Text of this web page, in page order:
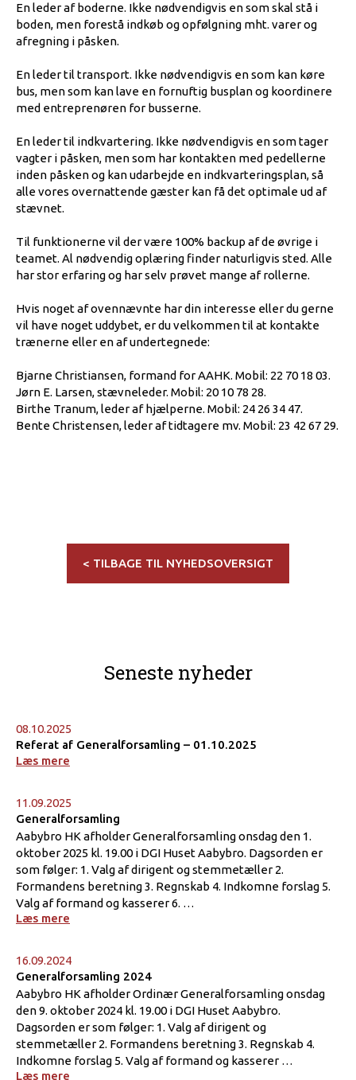
En leder af boderne. Ikke nødvendigvis en som skal stå i
boden, men forestå indkøb og opfølgning mht. varer og
afregning i påsken.
En leder til transport. Ikke nødvendigvis en som kan køre
bus, men som kan lave en fornuftig busplan og koordinere
med entreprenøren for busserne.
En leder til indkvartering. Ikke nødvendigvis en som tager
vagter i påsken, men som har kontakten med pedellerne
inden påsken og kan udarbejde en indkvarteringsplan, så
alle vores overnattende gæster kan få det optimale ud af
stævnet.
Til funktionerne vil der være 100% backup af de øvrige i
teamet. Al nødvendig oplæring finder naturligvis sted. Alle
har stor erfaring og har selv prøvet mange af rollerne.
Hvis noget af ovennævnte har din interesse eller du gerne
vil have noget uddybet, er du velkommen til at kontakte
trænerne eller en af undertegnede:
Bjarne Christiansen, formand for AAHK. Mobil: 22 70 18 03.
Jørn E. Larsen, stævneleder. Mobil: 20 10 78 28.
Birthe Tranum, leder af hjælperne. Mobil: 24 26 34 47.
Bente Christensen, leder af tidtagere mv. Mobil: 23 42 67 29.
< TILBAGE TIL NYHEDSOVERSIGT
Seneste nyheder
08.10.2025
Referat af Generalforsamling – 01.10.2025
Læs mere
11.09.2025
Generalforsamling
Aabybro HK afholder Generalforsamling onsdag den 1.
oktober 2025 kl. 19.00 i DGI Huset Aabybro. Dagsorden er
som følger: 1. Valg af dirigent og stemmetæller 2.
Formandens beretning 3. Regnskab 4. Indkomne forslag 5.
Valg af formand og kasserer 6. …
Læs mere
16.09.2024
Generalforsamling 2024
Aabybro HK afholder Ordinær Generalforsamling onsdag
den 9. oktober 2024 kl. 19.00 i DGI Huset Aabybro.
Dagsorden er som følger: 1. Valg af dirigent og
stemmetæller 2. Formandens beretning 3. Regnskab 4.
Indkomne forslag 5. Valg af formand og kasserer …
Læs mere